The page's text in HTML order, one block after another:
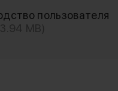
пользователя
MB)